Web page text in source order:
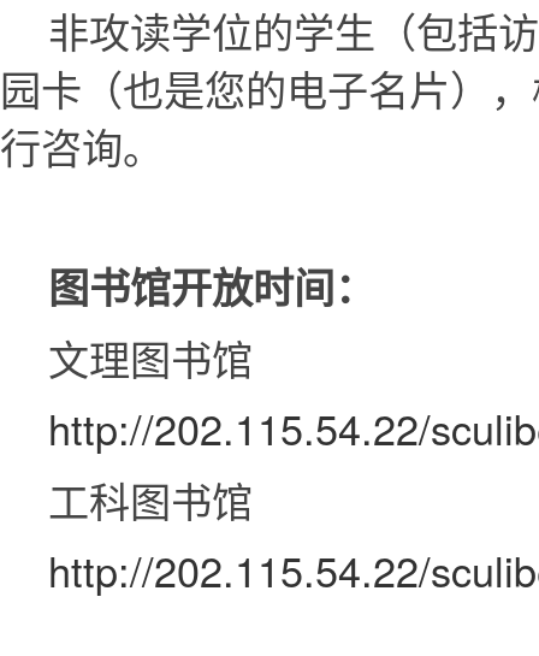
非攻读学位的学生（包括
园卡（也是您的电子名片）
行咨询。
图书馆开放时间：
文理图书馆
http://202.115.54.22/
工科图书馆
http://202.115.54.22/